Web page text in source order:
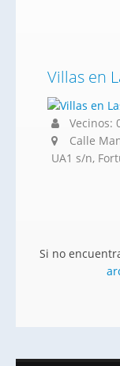
Villas en
Vecinos:
Calle
UA1 s/n,
Si no